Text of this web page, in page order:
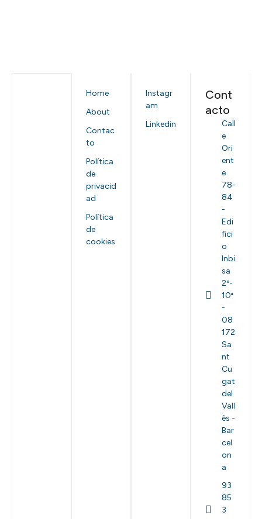
Home
About
Contac
to
Política
de
privacid
ad
Política
de
cookies
Instagr
am
Linkedin
Cont
acto
Call
e
Ori
ent
e
78-
84
-
Edi
fici
o
Inbi
sa
2º-
10ª
-
08
172
Sa
nt
Cu
gat
del
Vall
ès -
Bar
cel
on
a
93
85
3